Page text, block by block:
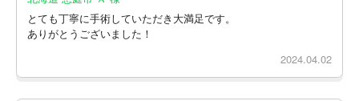
とても丁寧に手術していただき大満足です。
ありがとうございました！
2024.04.02